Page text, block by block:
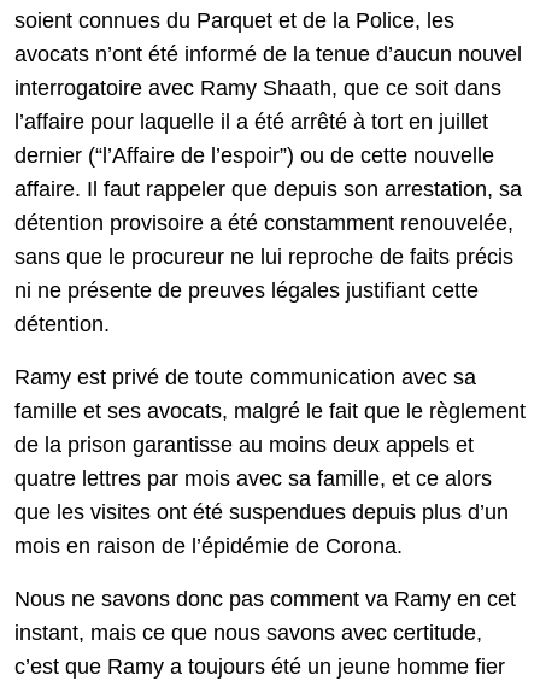
soient connues du Parquet et de la Police, les
avocats n’ont été informé de la tenue d’aucun nouvel
interrogatoire avec Ramy Shaath, que ce soit dans
l’affaire pour laquelle il a été arrêté à tort en juillet
dernier (“l’Affaire de l’espoir”) ou de cette nouvelle
affaire. Il faut rappeler que depuis son arrestation, sa
détention provisoire a été constamment renouvelée,
sans que le procureur ne lui reproche de faits précis
ni ne présente de preuves légales justifiant cette
détention.
Ramy est privé de toute communication avec sa
famille et ses avocats, malgré le fait que le règlement
de la prison garantisse au moins deux appels et
quatre lettres par mois avec sa famille, et ce alors
que les visites ont été suspendues depuis plus d’un
mois en raison de l’épidémie de Corona.
Nous ne savons donc pas comment va Ramy en cet
instant, mais ce que nous savons avec certitude,
c’est que Ramy a toujours été un jeune homme fier